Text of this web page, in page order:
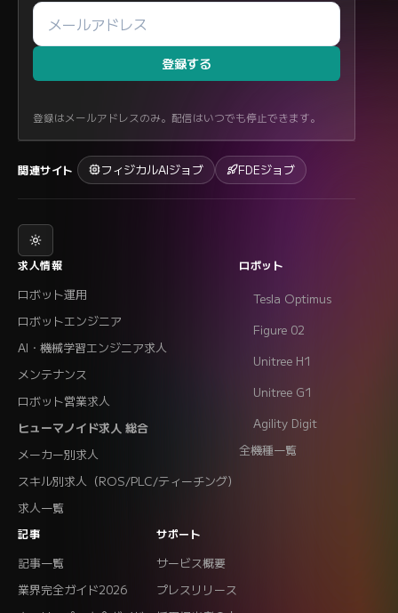
登録する
登録はメールアドレスのみ。配信はいつでも停止できます。
関連サイト フィジカルAIジョブ FDEジョブ
求人情報
ロボット運用
ロボットエンジニア
AI・機械学習エンジニア求人
メンテナンス
ロボット営業求人
ヒューマノイド求人 総合
メーカー別求人
スキル別求人（ROS/PLC/ティーチング）
求人一覧
ロボット
Tesla Optimus
Figure 02
Unitree H1
Unitree G1
Agility Digit
全機種一覧
記事
記事一覧
業界完全ガイド2026
サポート
サービス概要
プレスリリース